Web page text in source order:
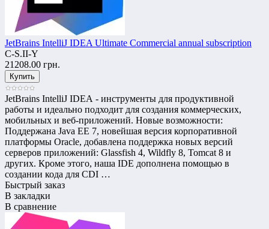
JetBrains IntelliJ IDEA Ultimate Commercial annual subscription
C-S.II-Y
21208.00 грн.
JetBrains IntelliJ IDEA - инструменты для продуктивной
работы и идеально подходит для создания коммерческих,
мобильных и веб-приложений. Новые возможности:
Поддержана Java EE 7, новейшая версия корпоративной
платформы Oracle, добавлена поддержка новых версий
серверов приложений: Glassfish 4, Wildfly 8, Tomcat 8 и
других. Кроме этого, наша IDE дополнена помощью в
создании кода для CDI …
Быстрый заказ
В закладки
В сравнение